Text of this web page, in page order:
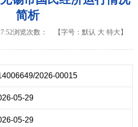
简析
浏览次数： 【字号： 默认 大 特大 】
2026-00015
05-29
05-29